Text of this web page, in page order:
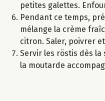
petites galettes.
Pendant ce temps,
mélange la crème
citron. Saler, poivrer
Servir les röstis dès la
la moutarde